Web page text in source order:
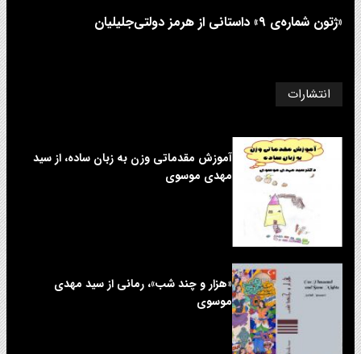
«ژتون شماره‌ی ۹» داستانی از هرمز دولتی‌جلیلیان
انتشارات
آموزش مقدماتی وزن به زبان ساده، از سید
مهدی موسوی
«هزار و چند شب»، رمانی از سید مهدی
موسوی